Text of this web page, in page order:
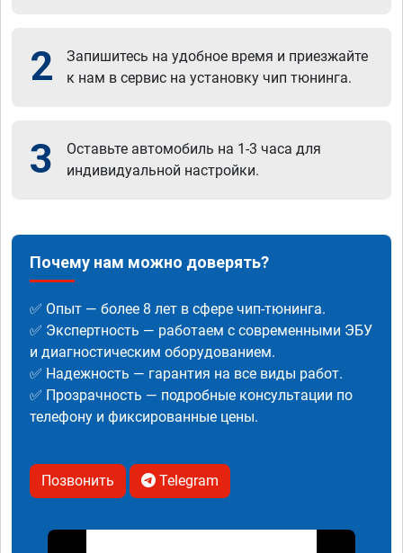
2
Запишитесь на удобное время и приезжайте
к нам в сервис на установку чип тюнинга.
3
Оставьте автомобиль на 1-3 часа для
индивидуальной настройки.
Почему нам можно доверять?
✅ Опыт — более 8 лет в сфере чип-тюнинга.
✅ Экспертность — работаем с современными ЭБУ
и диагностическим оборудованием.
✅ Надежность — гарантия на все виды работ.
✅ Прозрачность — подробные консультации по
телефону и фиксированные цены.
Позвонить Telegram